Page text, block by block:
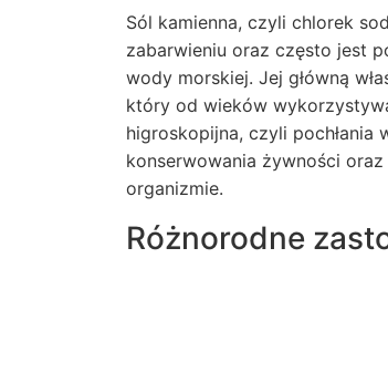
Sól kamienna, czyli chlorek
zabarwieniu oraz często jest
wody morskiej. Jej główną
który od wieków
higroskopijna, czyli
konserwowania żywności
organizmie.
Różnorodne